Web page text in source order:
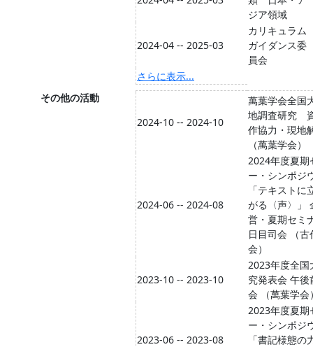
ジア領域
2024-04 -- 2025-03
カリキュラム
ガイダンス委
員会
さらに表示...
その他の活動
2024-10 -- 2024-10
萬葉学会全国
地調査研究
作協力・現地
（萬葉学会）
2024-06 -- 2024-08
2024年度夏期
ー・シンポジ
「テキストに
がる〈声〉」
営・夏期セミ
日目司会 （古
会）
2023-10 -- 2023-10
2023年度全国
究発表会 午後
会 （萬葉学会
2023-06 -- 2023-08
2023年度夏期
ー・シンポジ
「書記様態の